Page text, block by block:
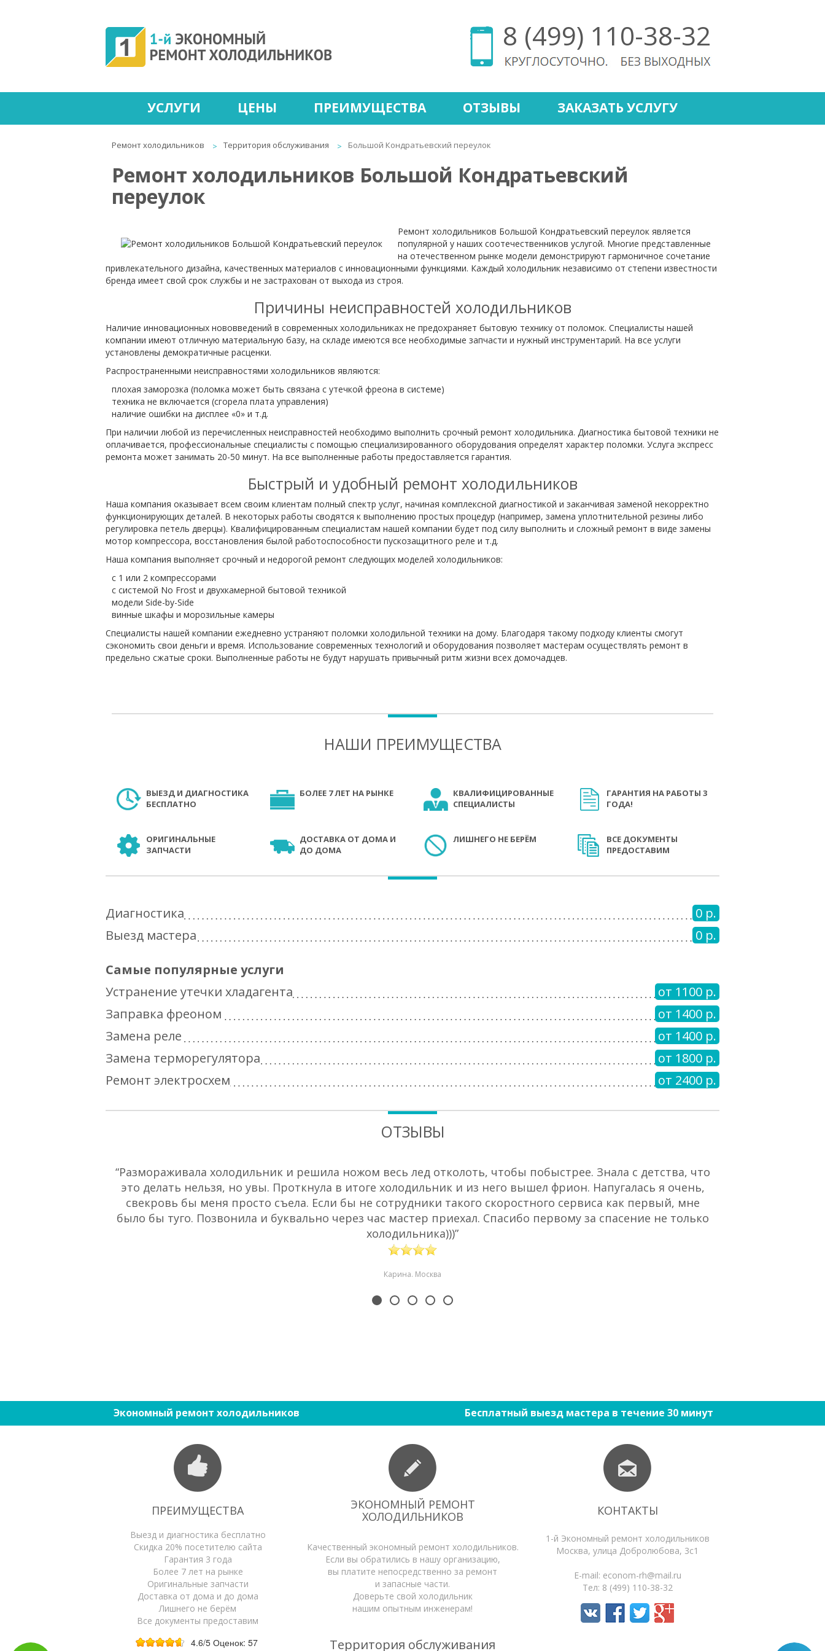
8 (499) 110-38-32
УСЛУГИ ЦЕНЫ ПРЕИМУЩЕСТВА ОТЗЫВЫ ЗАКАЗАТЬ УСЛУГУ
Ремонт холодильников Территория обслуживания Большой Кондратьевский переулок
Ремонт холодильников Большой Кондратьевский
переулок
Ремонт холодильников Большой Кондратьевский переулок является
популярной у наших соотечественников услугой. Многие представленные
на отечественном рынке модели демонстрируют гармоничное сочетание
привлекательного дизайна, качественных материалов с инновационными функциями. Каждый холодильник независимо от степени известности
бренда имеет свой срок службы и не застрахован от выхода из строя.
Причины неисправностей холодильников
Наличие инновационных нововведений в современных холодильниках не предохраняет бытовую технику от поломок. Специалисты нашей
компании имеют отличную материальную базу, на складе имеются все необходимые запчасти и нужный инструментарий. На все услуги
установлены демократичные расценки.
Распространенными неисправностями холодильников являются:
плохая заморозка (поломка может быть связана с утечкой фреона в системе)
техника не включается (сгорела плата управления)
наличие ошибки на дисплее «0» и т.д.
При наличии любой из перечисленных неисправностей необходимо выполнить срочный ремонт холодильника. Диагностика бытовой техники не
оплачивается, профессиональные специалисты с помощью специализированного оборудования определят характер поломки. Услуга экспресс
ремонта может занимать 20-50 минут. На все выполненные работы предоставляется гарантия.
Быстрый и удобный ремонт холодильников
Наша компания оказывает всем своим клиентам полный спектр услуг, начиная комплексной диагностикой и заканчивая заменой некорректно
функционирующих деталей. В некоторых работы сводятся к выполнению простых процедур (например, замена уплотнительной резины либо
регулировка петель дверцы). Квалифицированным специалистам нашей компании будет под силу выполнить и сложный ремонт в виде замены
мотор компрессора, восстановления былой работоспособности пускозащитного реле и т.д.
Наша компания выполняет срочный и недорогой ремонт следующих моделей холодильников:
с 1 или 2 компрессорами
с системой No Frost и двухкамерной бытовой техникой
модели Side-by-Side
винные шкафы и морозильные камеры
Специалисты нашей компании ежедневно устраняют поломки холодильной техники на дому. Благодаря такому подходу клиенты смогут
сэкономить свои деньги и время. Использование современных технологий и оборудования позволяет мастерам осуществлять ремонт в
предельно сжатые сроки. Выполненные работы не будут нарушать привычный ритм жизни всех домочадцев.
НАШИ ПРЕИМУЩЕСТВА
ВЫЕЗД И ДИАГНОСТИКА
БЕСПЛАТНО
БОЛЕЕ 7 ЛЕТ НА РЫНКЕ
КВАЛИФИЦИРОВАННЫЕ
СПЕЦИАЛИСТЫ
ГАРАНТИЯ НА РАБОТЫ 3
ГОДА!
ОРИГИНАЛЬНЫЕ
ЗАПЧАСТИ
ДОСТАВКА ОТ ДОМА И
ДО ДОМА
ЛИШНЕГО НЕ БЕРЁМ
ВСЕ ДОКУМЕНТЫ
ПРЕДОСТАВИМ
Диагностика
0 р.
Выезд мастера
0 р.
Самые популярные услуги
Устранение утечки хладагента
от 1100 р.
Заправка фреоном
от 1400 р.
Замена реле
от 1400 р.
Замена терморегулятора
от 1800 р.
Ремонт электросхем
от 2400 р.
ОТЗЫВЫ
“Размораживала холодильник и решила ножом весь лед отколоть, чтобы побыстрее. Знала с детства, что
это делать нельзя, но увы. Проткнула в итоге холодильник и из него вышел фрион. Напугалась я очень,
свекровь бы меня просто съела. Если бы не сотрудники такого скоростного сервиса как первый, мне
было бы туго. Позвонила и буквально через час мастер приехал. Спасибо первому за спасение не только
холодильника)))”
Карина. Москва
Экономный ремонт холодильников Бесплатный выезд мастера в течение 30 минут
ПРЕИМУЩЕСТВА
ЭКОНОМНЫЙ РЕМОНТ
ХОЛОДИЛЬНИКОВ
КОНТАКТЫ
Выезд и диагностика бесплатно
Скидка 20% посетителю сайта
Гарантия 3 года
Более 7 лет на рынке
Оригинальные запчасти
Доставка от дома и до дома
Лишнего не берём
Все документы предоставим
Качественный экономный ремонт холодильников.
Если вы обратились в нашу организацию,
вы платите непосредственно за ремонт
и запасные части.
Доверьте свой холодильник
нашим опытным инженерам!
1-й Экономный ремонт холодильников
Москва, улица Добролюбова, 3с1
E-mail: econom-rh@mail.ru
Тел: 8 (499) 110-38-32
Территория обслуживания
4.6/5 Оценок: 57